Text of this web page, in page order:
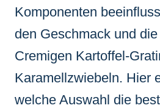
Komponenten
den Geschmack und
Cremigen Kartoffel-
Karamellzwiebeln. Hier
welche Auswahl die